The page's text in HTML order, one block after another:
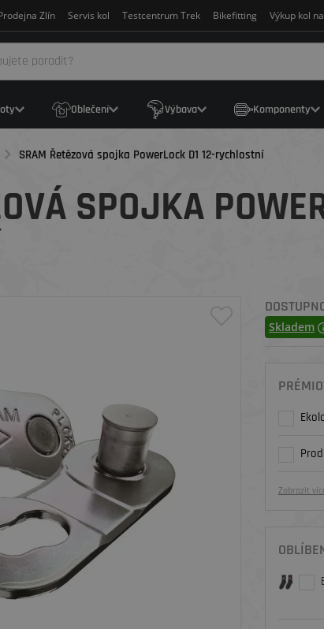
Zlín Servis kol Testcentrum Trek Bikefitting Výkup kol
Oblečení Výbava Komponenty
SRAM Řetězová spojka PowerLock D1 12-rychlostní
SPOJKA
Skladem
Zobrazit